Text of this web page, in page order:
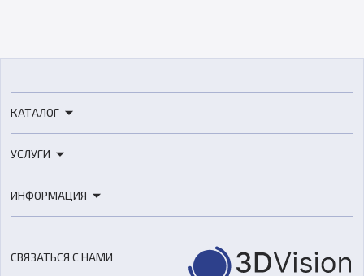
КАТАЛОГ
3D-сканеры
Расходные материалы
Оборудование и материалы для вакуумного литья
Аксессуары и прочее оборудование
УСЛУГИ
3D-моделирование
ИНФОРМАЦИЯ
СВЯЗАТЬСЯ С НАМИ